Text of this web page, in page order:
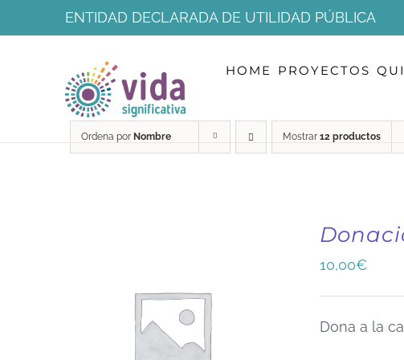
ENTIDAD DECLARADA DE UTILIDAD PÚBLICA
HOME PROYECTOS
Ordena por Nombre Mostrar 12 productos
10,00€
Dona a la